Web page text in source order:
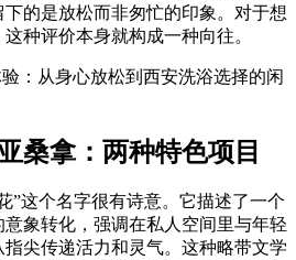
的是放松而非匆忙的印象。对于想
种评价本身就构成一种向往。
桑拿：两种特色项目
”这个名字很有诗意。它描述了一个
象转化，强调在私人空间里与年轻
尖传递活力和灵气。这种略带文学